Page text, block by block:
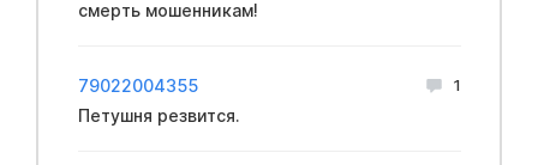
смерть мошенникам!
79022004355 1
Петушня резвится.